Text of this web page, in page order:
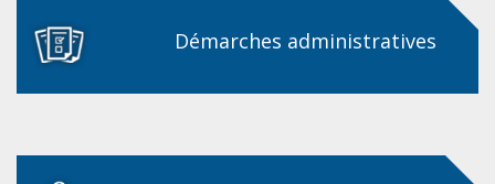
Démarches administratives